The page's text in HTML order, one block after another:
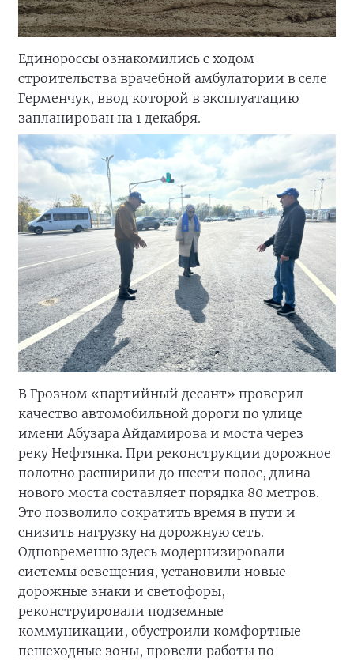
Единороссы ознакомились с ходом
строительства врачебной амбулатории в селе
Герменчук, ввод которой в эксплуатацию
запланирован на 1 декабря.
В Грозном «партийный десант» проверил
качество автомобильной дороги по улице
имени Абузара Айдамирова и моста через
реку Нефтянка. При реконструкции дорожное
полотно расширили до шести полос, длина
нового моста составляет порядка 80 метров.
Это позволило сократить время в пути и
снизить нагрузку на дорожную сеть.
Одновременно здесь модернизировали
системы освещения, установили новые
дорожные знаки и светофоры,
реконструировали подземные
коммуникации, обустроили комфортные
пешеходные зоны, провели работы по